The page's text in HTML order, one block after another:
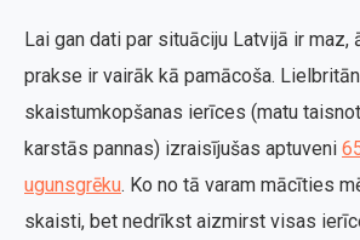
Lai gan dati par situāciju Latvijā ir maz,
prakse ir vairāk kā pamācoša.
skaistumkopšanas ierīces (matu
karstās pannas) izraisījušas aptuveni
ugunsgrēku. Ko no tā varam mācīties
skaisti, bet nedrīkst aizmirst visas